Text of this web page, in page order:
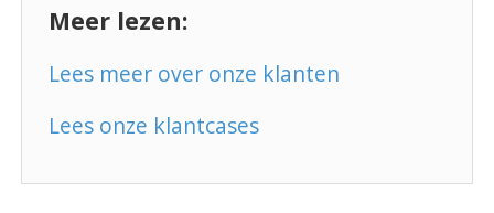
Meer lezen:
Lees meer over onze klanten
Lees onze klantcases